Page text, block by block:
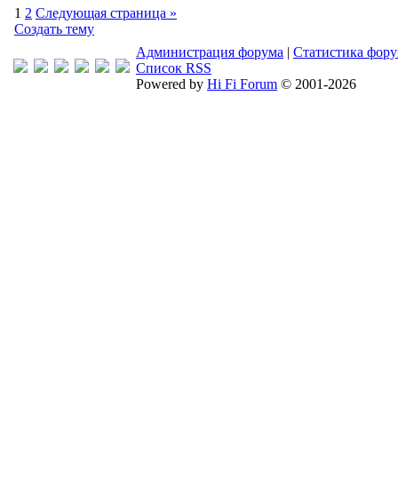
1 2 Следующая страница »
Создать тему
Администрация форума | Статистика
Список RSS
Powered by Hi Fi Forum © 2001-2026